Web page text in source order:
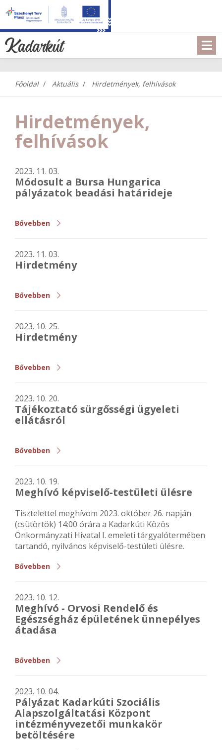
Főoldal Aktuális Hirdetmények, felhívások
Hirdetmények,
felhívások
2023. 11. 03.
Módosult a Bursa Hungarica
pályázatok beadási határideje
Bővebben
2023. 11. 03.
Hirdetmény
Bővebben
2023. 10. 25.
Hirdetmény
Bővebben
2023. 10. 20.
Tájékoztató sürgősségi ügyeleti
ellátásról
Bővebben
2023. 10. 19.
Meghívó képviselő-testületi ülésre
Tisztelettel meghívom 2023. október 26. napján
(csütörtök) 14:00 órára a Kadarkúti Közös
Önkormányzati Hivatal I. emeleti tárgyalótermében
tartandó, nyilvános képviselő-testületi ülésre.
Bővebben
2023. 10. 12.
Meghívó - Orvosi Rendelő és
Egészségház épületének ünnepélyes
átadása
Bővebben
2023. 10. 04.
Pályázat Kadarkúti Szociális
Alapszolgáltatási Központ
intézményvezetői munkakör
betöltésére